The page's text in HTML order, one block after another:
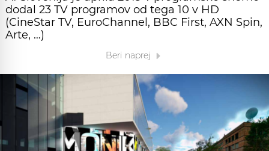
dodal 23 TV programov od tega 10 v HD
(CineStar TV, EuroChannel, BBC First, AXN Spin,
Arte, …)
Beri naprej